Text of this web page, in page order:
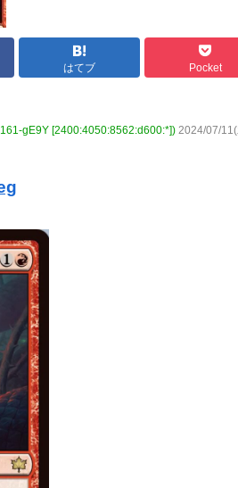
はてブ Pocket
gE9Y [2400:4050:8562:d600:*]) 2024/07/